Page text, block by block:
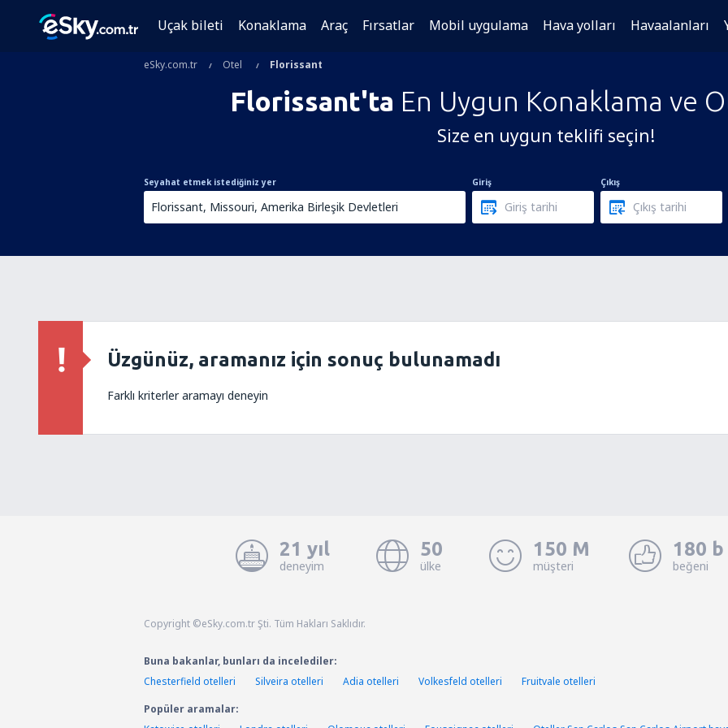
Uçak bileti Konaklama Araç Fırsatlar Mobil uygulama Hava yolları Havaalanları
eSky.com.tr Otel Florissant
Florissant'ta En Uygun Konaklama ve
Size en uygun teklifi seçin!
Seyahat etmek istediğiniz yer Giriş Çıkış
Üzgünüz, aramanız için sonuç bulunamadı
Farklı kriterler aramayı deneyin
21 yıl
deneyim
50
ülke
150 M
müşteri
180 b
beğeni
Copyright ©eSky.com.tr Şti. Tüm Hakları Saklıdır.
Buna bakanlar, bunları da incelediler:
Chesterfield otelleri
Silveira otelleri Adia otelleri Volkesfeld otelleri
Fruitvale otelleri
Popüler aramalar: